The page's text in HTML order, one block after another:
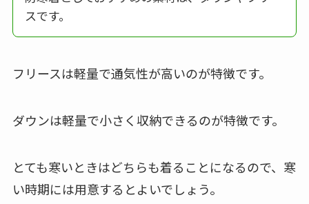
スです。
フリースは軽量で通気性が高いのが特徴です。
ダウンは軽量で小さく収納できるのが特徴です。
とても寒いときはどちらも着ることになるので、寒
い時期には用意するとよいでしょう。